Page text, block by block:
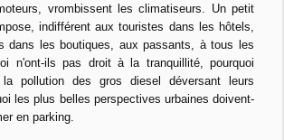
vrombissent les climatiseurs. Un petit
indifférent aux touristes dans les hôtels,
dans les boutiques, aux passants, à tous les
n'ont-ils pas droit à la tranquillité, pourquoi
pollution des gros diesel déversant leurs
les plus belles perspectives urbaines doivent-
en parking.